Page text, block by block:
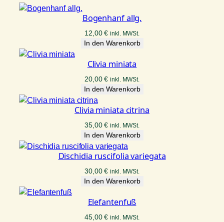
Bogenhanf allg.
12,00€ inkl. MWSt.
In den Warenkorb
Clivia miniata
20,00€ inkl. MWSt.
In den Warenkorb
Clivia miniata citrina
35,00€ inkl. MWSt.
In den Warenkorb
Dischidia ruscifolia variegata
30,00€ inkl. MWSt.
In den Warenkorb
Elefantenfuß
45,00€ inkl. MWSt.